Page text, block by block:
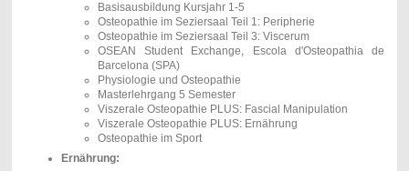
Basisausbildung Kursjahr 1-5
Osteopathie im Seziersaal Teil 1: Peripherie
Osteopathie im Seziersaal Teil 3: Viscerum
OSEAN Student Exchange, Escola d'Osteopathia de
Barcelona (SPA)
Physiologie und Osteopathie
Masterlehrgang 5 Semester
Viszerale Osteopathie PLUS: Fascial Manipulation
Viszerale Osteopathie PLUS: Ernährung
Osteopathie im Sport
Ernährung: